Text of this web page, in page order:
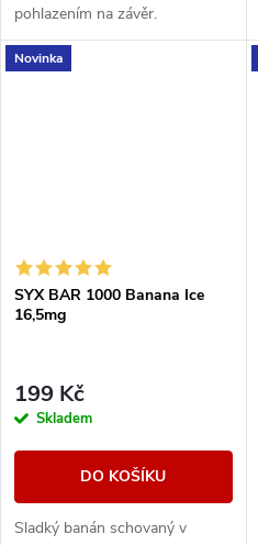
pohlazením na závěr.
Novinka
SYX BAR 1000 Banana Ice
16,5mg
199 Kč
Skladem
DO KOŠÍKU
Sladký banán schovaný v